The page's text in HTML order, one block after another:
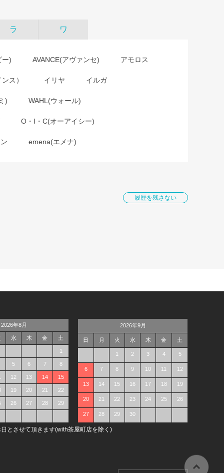
ラ ワ
ー) AVANCE(アヴァンセ) アモロス
ス） イリヤ イルガ
) WAHL(ウォール)
O・I・C(オーアイシー)
emena(エメナ)
履歴を残さない
2026年8月
水 木 金 土
1
5 6 7 8
12 13 14 15
19 20 21 22
26 27 28 29
2026年9月
日 月 火 水 木 金 土
1 2 3 4 5
6 7 8 9 10 11 12
13 14 15 16 17 18 19
20 21 22 23 24 25 26
27 28 29 30
とさせて頂きます(with茶屋町店を除く)